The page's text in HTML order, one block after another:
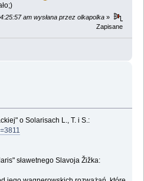
am wysłana przez olkapolka »
Zapisane
o Solarisach L., T. i S.:
sławetnego Slavoja Žižka: